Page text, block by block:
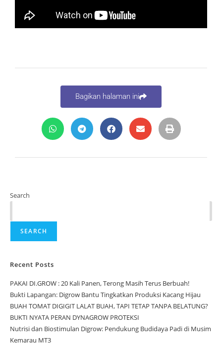
Bagikan halaman ini
Search
SEARCH
Recent Posts
PAKAI DI.GROW : 20 Kali Panen, Terong Masih Terus Berbuah!
Bukti Lapangan: Digrow Bantu Tingkatkan Produksi Kacang Hijau
BUAH TOMAT DIGIGIT LALAT BUAH, TAPI TETAP TANPA BELATUNG?
BUKTI NYATA PERAN DYNAGROW PROTEKSI
Nutrisi dan Biostimulan Digrow: Pendukung Budidaya Padi di Musim
Kemarau MT3